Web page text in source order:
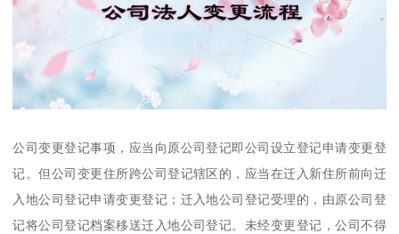
公司变更登记事项，应当向原公司登记即公司设立登记申请变更登
记。但公司变更住所跨公司登记辖区的，应当在迁入新住所前向迁
入地公司登记申请变更登记；迁入地公司登记受理的，由原公司登
记将公司登记档案移送迁入地公司登记。未经变更登记，公司不得